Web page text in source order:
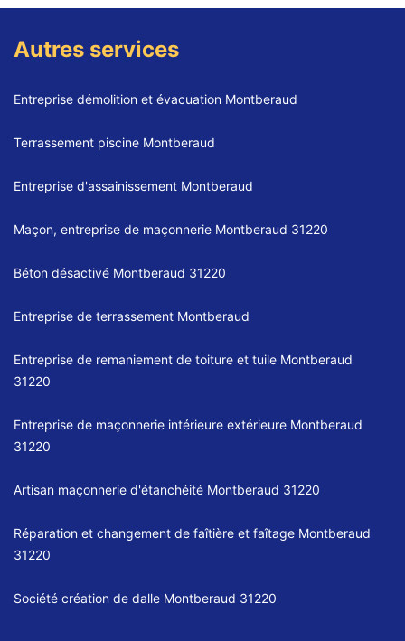
Autres services
Entreprise démolition et évacuation Montberaud
Terrassement piscine Montberaud
Entreprise d'assainissement Montberaud
Maçon, entreprise de maçonnerie Montberaud 31220
Béton désactivé Montberaud 31220
Entreprise de terrassement Montberaud
Entreprise de remaniement de toiture et tuile Montberaud
31220
Entreprise de maçonnerie intérieure extérieure Montberaud
31220
Artisan maçonnerie d'étanchéité Montberaud 31220
Réparation et changement de faîtière et faîtage Montberaud
31220
Société création de dalle Montberaud 31220